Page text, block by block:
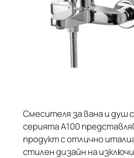
Смесителя за вана и душ
серията A100
продукт с отлично
стилен дизайн на